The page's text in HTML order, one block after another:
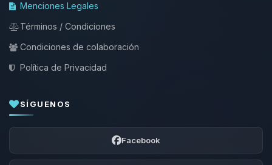
Menciones Legales
Términos / Condiciones
Condiciones de colaboración
Política de Privacidad
SÍGUENOS
Facebook